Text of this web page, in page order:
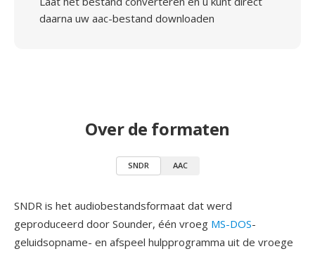
daarna uw aac-bestand downloaden
Over de formaten
SNDR AAC
SNDR is het audiobestandsformaat dat werd
geproduceerd door Sounder, één vroeg MS-DOS-
geluidsopname- en afspeel hulpprogramma uit de vroege